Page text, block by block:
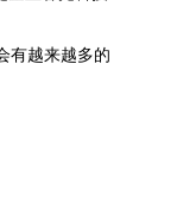
有越来越多的